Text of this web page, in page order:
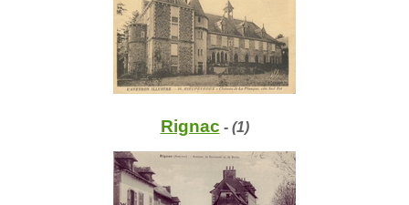
Rignac - (1)